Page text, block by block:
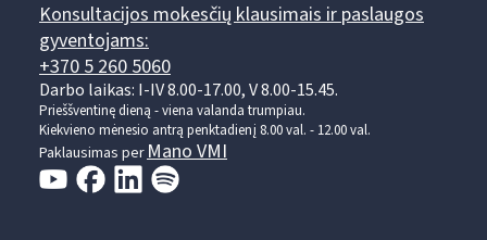
Konsultacijos mokesčių klausimais ir paslaugos
gyventojams:
+370 5 260 5060
Darbo laikas: I-IV 8.00-17.00, V 8.00-15.45.
Prieššventinę dieną - viena valanda trumpiau.
Kiekvieno mėnesio antrą penktadienį 8.00 val. - 12.00 val.
Paklausimas perMano VMI